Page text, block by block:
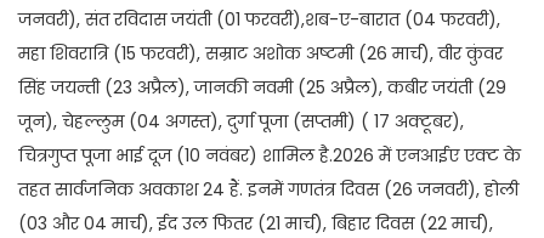
जनवरी), संत रविदास जयंती (01 फरवरी),शब-ए-बारात (04 फरवरी),
महा शिवरात्रि (15 फरवरी), सम्राट अशोक अष्टमी (26 मार्च), वीर कुंवर
सिंह जयन्ती (23 अप्रैल), जानकी नवमी (25 अप्रैल), कबीर जयंती (29
जून), चेहल्लुम (04 अगस्त), दुर्गा पूजा (सप्तमी) ( 17 अक्टूबर),
चित्रगुप्त पूजा भाई दूज (10 नवंबर) शामिल है.2026 में एनआईए एक्ट के
तहत सार्वजनिक अवकाश 24 हैं. इनमें गणतंत्र दिवस (26 जनवरी), होली
(03 और 04 मार्च), ईद उल फितर (21 मार्च), बिहार दिवस (22 मार्च),